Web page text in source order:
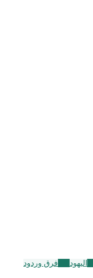
اليهود فرق وردود